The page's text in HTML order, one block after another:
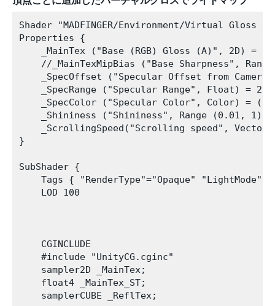
Shader "MADFINGER/Environment/Virtual
Properties {
_MainTex ("Base (RGB) Gloss (A)", 2D) =
//_MainTexMipBias ("Base Sharpness",
_SpecOffset ("Specular Offset from
    _SpecRange ("Specular Range", Float) = 20
_SpecColor ("Specular Color", Color) =
_Shininess ("Shininess", Range (0.01, 1))
_ScrollingSpeed("Scrolling speed",
}
SubShader {
Tags { "RenderType"="Opaque"
    LOD 100
    CGINCLUDE
    #include "UnityCG.cginc"
    sampler2D _MainTex;
    float4 _MainTex_ST;
    samplerCUBE _ReflTex;